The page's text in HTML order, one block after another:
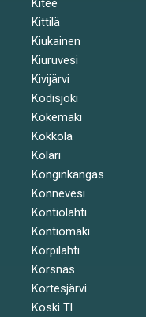
Kitee
Kittilä
Kiukainen
Kiuruvesi
Kivijärvi
Kodisjoki
Kokemäki
Kokkola
Kolari
Konginkangas
Konnevesi
Kontiolahti
Kontiomäki
Korpilahti
Korsnäs
Kortesjärvi
Koski Tl